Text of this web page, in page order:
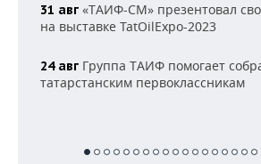
УСЛУГИ
МЕДИА
ТЕЛЕКОММУНИКАЦИИ
ВЫЕЗДНАЯ РЕДАКЦИЯ
БИЗНЕС-БРАНЧИ
ОТКРЫТАЯ ЛЕКЦИЯ
НОВОСТИ СПОРТА
ФУТБОЛ
БАСКЕТБОЛ
ОБЩЕСТВО
НОВОСТИ ОБЩЕСТВА
ИНФРАСТРУКТУРА
ФОТОГАЛЕРЕЯ
СПРАВОЧНИК
31 авг «ТАИФ-СМ» презентовал
на выставке TatOilExpo-2023
24 авг Группа ТАИФ помогает
татарстанским первоклассникам